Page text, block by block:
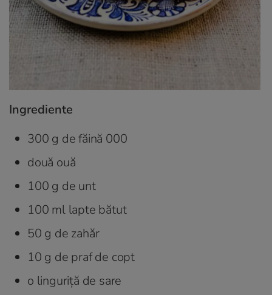
Ingrediente
300 g de făină 000
două ouă
100 g de unt
100 ml lapte bătut
50 g de zahăr
10 g de praf de copt
o linguriță de sare